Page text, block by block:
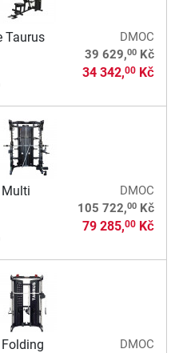
Taurus
DMOC
39 629,00Kč
34 342,00Kč
DMOC
105 722,00Kč
79 285,00Kč
DMOC